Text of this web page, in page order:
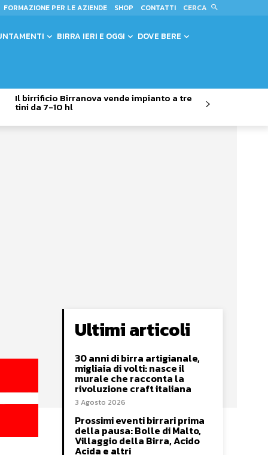
FORMAZIONE PER LE AZIENDE SHOP CONTATTI CERCA
BIRRA IERI E OGGI DOVE BERE
Il birrificio Birranova vende impianto a tre
tini da 7-10 hl
Ultimi articoli
30 anni di birra artigianale,
migliaia di volti: nasce il
murale che racconta la
rivoluzione craft italiana
3 Agosto 2026
Prossimi eventi birrari prima
della pausa: Bolle di Malto,
Villaggio della Birra, Acido
Acida e altri